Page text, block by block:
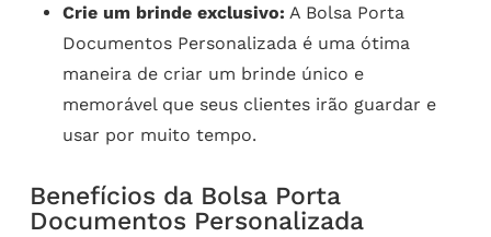
Crie um brinde exclusivo: A Bolsa Porta
Documentos Personalizada é uma ótima
maneira de criar um brinde único e
memorável que seus clientes irão guardar e
usar por muito tempo.
Benefícios da Bolsa Porta
Documentos Personalizada